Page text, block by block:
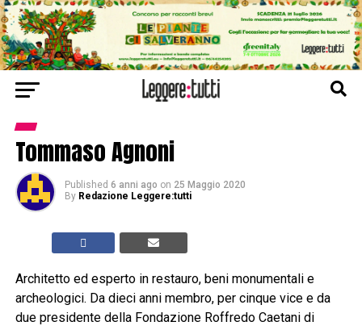
Tommaso Agnoni
Published 6 anni ago on 25 Maggio 2020
By Redazione Leggere:tutti
Architetto ed esperto in restauro, beni monumentali e
archeologici. Da dieci anni membro, per cinque vice e da
due presidente della Fondazione Roffredo Caetani di